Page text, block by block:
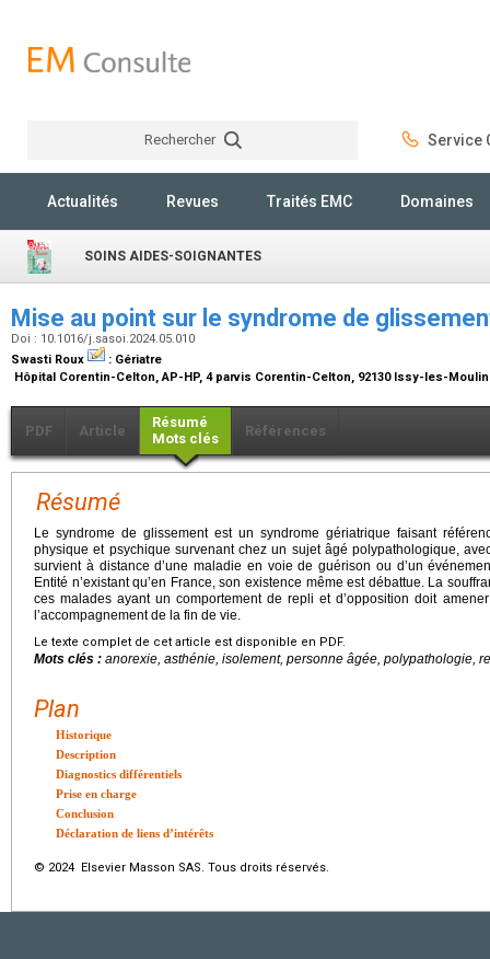
Rechercher Service
Actualités Revues Traités EMC Domaines
SOINS AIDES-SOIGNANTES
Mise au point sur le syndrome de
Doi : 10.1016/j.sasoi.2024.05.010
Swasti Roux
: Gériatre
Hôpital Corentin-Celton, AP-HP, 4 parvis Corentin-Celton, 92130 Issy-les-
PDF Article
Résumé
Mots clés
Références
Résumé
Le syndrome de glissement est un syndrome gériatrique faisant
physique et psychique survenant chez un sujet âgé polypathologique,
survient à distance d’une maladie en voie de guérison ou d’un
Entité n’existant qu’en France, son existence même est débattue. La
ces malades ayant un comportement de repli et d’opposition doit
l’accompagnement de la fin de vie.
Le texte complet de cet article est disponible en PDF.
Mots clés : anorexie, asthénie, isolement, personne âgée, polypathologie,
Plan
Historique
Description
Diagnostics différentiels
Prise en charge
Conclusion
Déclaration de liens d’intérêts
© 2024 Elsevier Masson SAS. Tous droits réservés.